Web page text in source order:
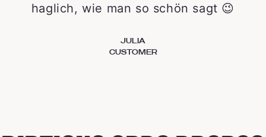
haglich, wie man so schön sagt 😉
JULIA
CUSTOMER